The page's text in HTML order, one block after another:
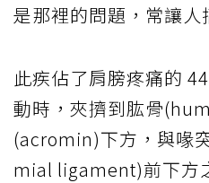
是那裡的問題，常讓人
此疾佔了肩膀疼痛的
動時，夾擠到肱骨
(acromin)下方，與喙
mial ligament)前下方